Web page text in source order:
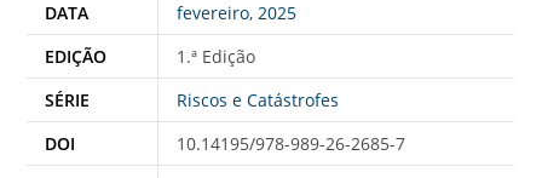
DATA
fevereiro, 2025
EDIÇÃO
1.ª Edição
SÉRIE
Riscos e Catástrofes
DOI
10.14195/978-989-26-2685-7